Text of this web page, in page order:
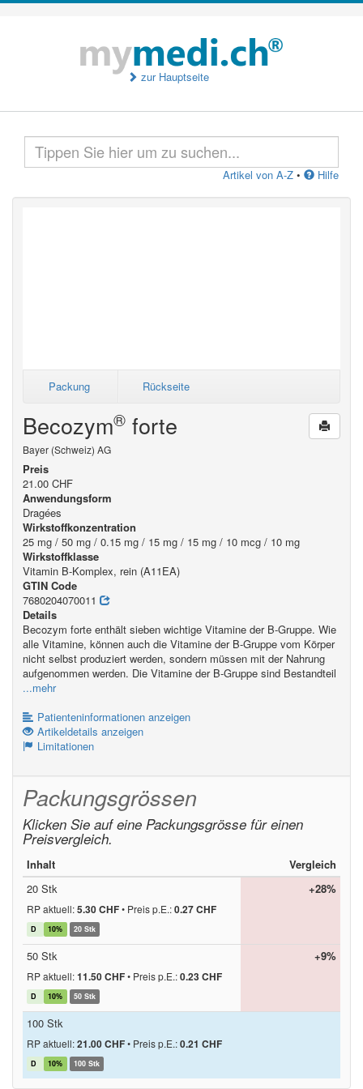
zur Hauptseite
Artikel von A-Z • Hilfe
Packung Rückseite
Becozym® forte
Bayer (Schweiz) AG
Preis
21.00 CHF
Anwendungsform
Dragées
Wirkstoffkonzentration
25 mg / 50 mg / 0.15 mg / 15 mg / 15 mg / 10 mcg / 10 mg
Wirkstoffklasse
Vitamin B-Komplex, rein (A11EA)
GTIN Code
7680204070011
Details
Becozym forte enthält sieben wichtige Vitamine der B-Gruppe. Wie
alle Vitamine, können auch die Vitamine der B-Gruppe vom Körper
nicht selbst produziert werden, sondern müssen mit der Nahrung
aufgenommen werden. Die Vitamine der B-Gruppe sind Bestandteil
...mehr
Patienteninformationen anzeigen
Artikeldetails anzeigen
Limitationen
Packungsgrössen
Klicken Sie auf eine Packungsgrösse für einen
Preisvergleich.
Inhalt
Vergleich
20 Stk
RP aktuell:5.30 CHF• Preis p.E.:0.27 CHF
D 10% 20 Stk
+28%
50 Stk
RP aktuell:11.50 CHF• Preis p.E.:0.23 CHF
D 10% 50 Stk
+9%
100 Stk
RP aktuell:21.00 CHF• Preis p.E.:0.21 CHF
D 10% 100 Stk